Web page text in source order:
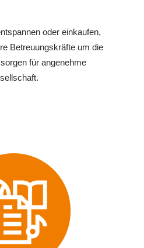
oder einkaufen,
Betreuungskräfte um die
für angenehme